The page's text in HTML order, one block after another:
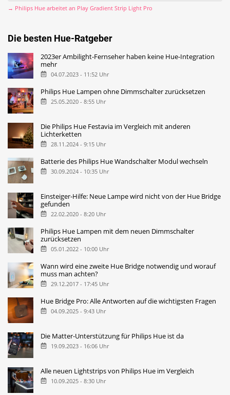
→ Philips Hue arbeitet an Play Gradient Strip Light Pro
Die besten Hue-Ratgeber
2023er Ambilight-Fernseher haben keine Hue-Integration
mehr
04.07.2023 - 11:52 Uhr
Philips Hue Lampen ohne Dimmschalter zurücksetzen
25.05.2020 - 8:55 Uhr
Die Philips Hue Festavia im Vergleich mit anderen
Lichterketten
28.11.2024 - 9:15 Uhr
Batterie des Philips Hue Wandschalter Modul wechseln
30.09.2024 - 10:35 Uhr
Einsteiger-Hilfe: Neue Lampe wird nicht von der Hue Bridge
gefunden
22.02.2020 - 8:20 Uhr
Philips Hue Lampen mit dem neuen Dimmschalter
zurücksetzen
05.01.2022 - 10:00 Uhr
Wann wird eine zweite Hue Bridge notwendig und worauf
muss man achten?
29.12.2017 - 17:45 Uhr
Hue Bridge Pro: Alle Antworten auf die wichtigsten Fragen
04.09.2025 - 9:43 Uhr
Die Matter-Unterstützung für Philips Hue ist da
19.09.2023 - 16:06 Uhr
Alle neuen Lightstrips von Philips Hue im Vergleich
10.09.2025 - 8:30 Uhr